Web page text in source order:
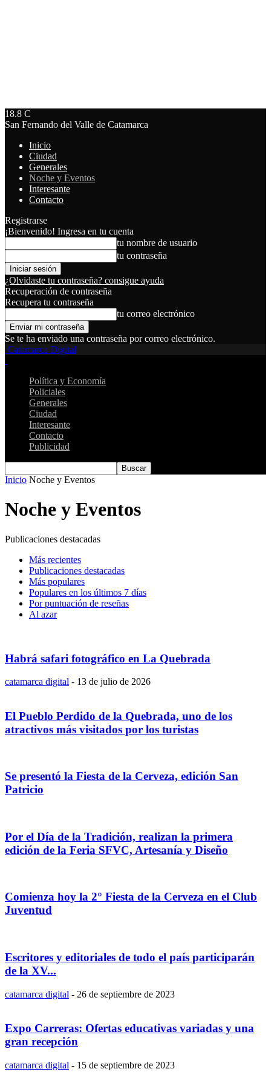
18.8 C
San Fernando del Valle de Catamarca
Inicio
Ciudad
Generales
Noche y Eventos
Interesante
Contacto
Registrarse
¡Bienvenido! Ingresa en tu cuenta
tu nombre de usuario
tu contraseña
¿Olvidaste tu contraseña? consigue ayuda
Recuperación de contraseña
Recupera tu contraseña
tu correo electrónico
Se te ha enviado una contraseña por correo electrónico.
Catamarca Digital
Política y Economía
Policiales
Generales
Ciudad
Interesante
Contacto
Publicidad
Inicio Noche y Eventos
Noche y Eventos
Publicaciones destacadas
Más recientes
Publicaciones destacadas
Más populares
Populares en los últimos 7 días
Por puntuación de reseñas
Al azar
Habrá safari fotográfico en La Quebrada
catamarca digital - 13 de julio de 2026
El Pueblo Perdido de la Quebrada, uno de los
atractivos más visitados por los turistas
Se presentó la Fiesta de la Cerveza, edición San
Patricio
Por el Día de la Tradición, realizan la primera
edición de la Feria SFVC, Artesanía y Diseño
Comienza hoy la 2° Fiesta de la Cerveza en el Club
Juventud
Escritores y editoriales de todo el país participarán
de la XV...
catamarca digital - 26 de septiembre de 2023
Expo Carreras: Ofertas educativas variadas y una
gran recepción
catamarca digital - 15 de septiembre de 2023